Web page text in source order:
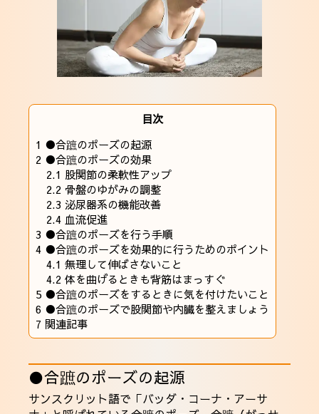
目次
1 ●合蹠のポーズの起源
2 ●合蹠のポーズの効果
2.1 股関節の柔軟性アップ
2.2 骨盤のゆがみの調整
2.3 泌尿器系の機能改善
2.4 血流促進
3 ●合蹠のポーズを行う手順
4 ●合蹠のポーズを効果的に行うためのポイント
4.1 無理して伸ばさないこと
4.2 体を曲げるときも背筋はまっすぐ
5 ●合蹠のポーズをするときに気を付けたいこと
6 ●合蹠のポーズで股関節や内臓を整えましょう
7 関連記事
●合蹠のポーズの起源
サンスクリット語で「バッダ・コーナ・アーサ